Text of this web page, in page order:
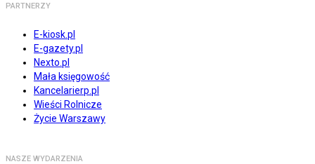
PARTNERZY
E-kiosk.pl
E-gazety.pl
Nexto.pl
Mała księgowość
Kancelarierp.pl
Wieści Rolnicze
Życie Warszawy
NASZE WYDARZENIA